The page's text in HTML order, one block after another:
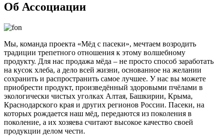
Об Ассоциации
Мы, команда проекта «Мёд с пасеки», мечтаем возродить
традиции трепетного отношения к этому волшебному
продукту. Для нас продажа мёда – не просто способ заработать
на кусок хлеба, а дело всей жизни, основанное на желании
сохранить и распространить самое лучшее. У нас вы можете
приобрести продукт, произведённый здоровыми пчёлами в
экологически чистых уголках Алтая, Башкирии, Крыма,
Краснодарского края и других регионов России. Пасеки, на
которых рождается наш мёд, передаются из поколения в
поколение, а их хозяева считают высокое качество своей
продукции делом чести.